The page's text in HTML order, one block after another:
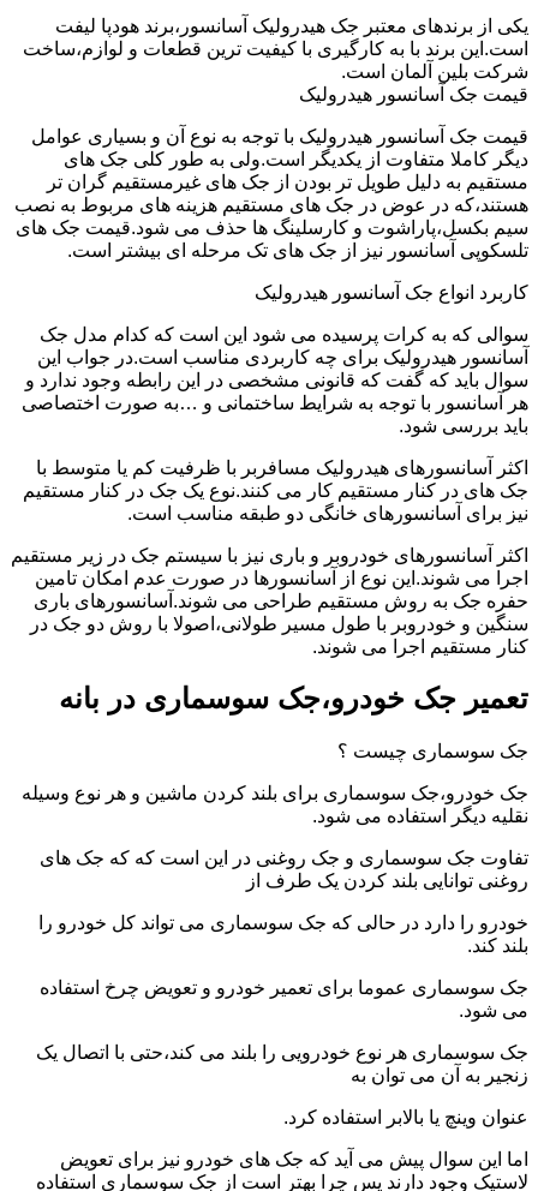
یکی از برندهای معتبر جک هیدرولیک آسانسور،برند هودپا لیفت
است.این برند با به کارگیری با کیفیت ترین قطعات و لوازم،ساخت
شرکت بلین آلمان است.
قیمت جک آسانسور هیدرولیک
قیمت جک آسانسور هیدرولیک با توجه به نوع آن و بسیاری عوامل
دیگر کاملا متفاوت از یکدیگر است.ولی به طور کلی جک های
مستقیم به دلیل طویل تر بودن از جک های غیرمستقیم گران تر
هستند،که در عوض در جک های مستقیم هزینه های مربوط به نصب
سیم بکسل،پاراشوت و کارسلینگ ها حذف می شود.قیمت جک های
تلسکوپی آسانسور نیز از جک های تک مرحله ای بیشتر است.
کاربرد انواع جک آسانسور هیدرولیک
سوالی که به کرات پرسیده می شود این است که کدام مدل جک
آسانسور هیدرولیک برای چه کاربردی مناسب است.در جواب این
سوال باید که گفت که قانونی مشخصی در این رابطه وجود ندارد و
هر آسانسور با توجه به شرایط ساختمانی و …به صورت اختصاصی
باید بررسی شود.
اکثر آسانسورهای هیدرولیک مسافربر با ظرفیت کم یا متوسط با
جک های در کنار مستقیم کار می کنند.نوع یک جک در کنار مستقیم
نیز برای آسانسورهای خانگی دو طبقه مناسب است.
اکثر آسانسورهای خودروبر و باری نیز با سیستم جک در زیر مستقیم
اجرا می شوند.این نوع از آسانسورها در صورت عدم امکان تامین
حفره جک به روش مستقیم طراحی می شوند.آسانسورهای باری
سنگین و خودروبر با طول مسیر طولانی،اصولا با روش دو جک در
کنار مستقیم اجرا می شوند.
تعمیر جک خودرو،جک سوسماری در بانه
جک سوسماری چیست ؟
جک خودرو،جک سوسماری برای بلند کردن ماشین و هر نوع وسیله
نقلیه دیگر استفاده می شود.
تفاوت جک سوسماری و جک روغنی در این است که که جک های
روغنی توانایی بلند کردن یک طرف از
خودرو را دارد در حالی که جک سوسماری می تواند کل خودرو را
بلند کند.
جک سوسماری عموما برای تعمیر خودرو و تعویض چرخ استفاده
می شود.
جک سوسماری هر نوع خودرویی را بلند می کند،حتی با اتصال یک
زنجیر به آن می توان به
عنوان وینچ یا بالابر استفاده کرد.
اما این سوال پیش می آید که جک های خودرو نیز برای تعویض
لاستیک وجود دارند پس چرا بهتر است از جک سوسماری استفاده